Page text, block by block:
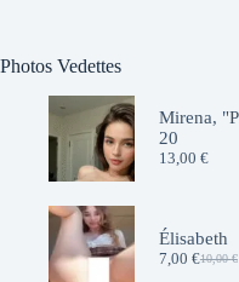
Photos Vedettes
Mirena,
20
13,00 €
Élisabeth
10,00€
Le
7,00 €Le